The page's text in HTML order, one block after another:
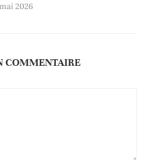
2026
COMMENTAIRE